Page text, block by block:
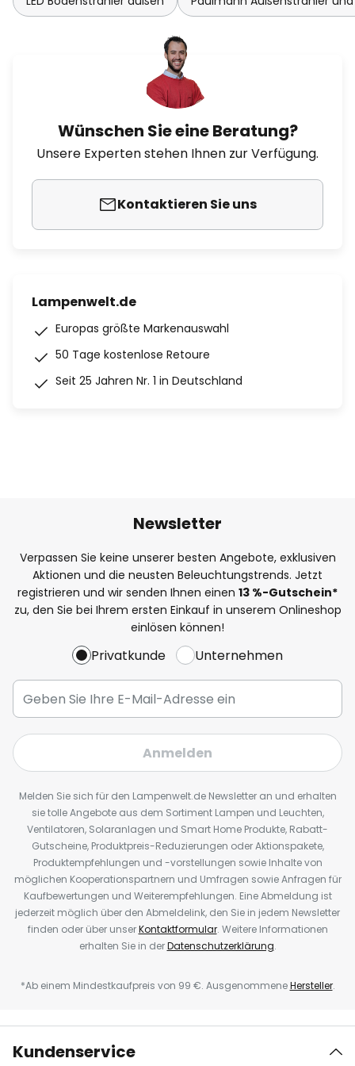
Wünschen Sie eine Beratung?
Unsere Experten stehen Ihnen zur Verfügung.
Kontaktieren Sie uns
Lampenwelt.de
Europas größte Markenauswahl
50 Tage kostenlose Retoure
Seit 25 Jahren Nr. 1 in Deutschland
Newsletter
Verpassen Sie keine unserer besten Angebote, exklusiven
Aktionen und die neusten Beleuchtungstrends. Jetzt
registrieren und wir senden Ihnen einen 13 %-Gutschein*
zu, den Sie bei Ihrem ersten Einkauf in unserem Onlineshop
einlösen können!
Privatkunde Unternehmen
Anmelden
Melden Sie sich für den Lampenwelt.de Newsletter an und erhalten
sie tolle Angebote aus dem Sortiment Lampen und Leuchten,
Ventilatoren, Solaranlagen und Smart Home Produkte, Rabatt-
Gutscheine, Produktpreis-Reduzierungen oder Aktionspakete,
Produktempfehlungen und -vorstellungen sowie Inhalte von
möglichen Kooperationspartnern und Umfragen sowie Anfragen für
Kaufbewertungen und Weiterempfehlungen. Eine Abmeldung ist
jederzeit möglich über den Abmeldelink, den Sie in jedem Newsletter
finden oder über unserKontaktformular. Weitere Informationen
erhalten Sie in derDatenschutzerklärung.
*Ab einem Mindestkaufpreis von 99 €. AusgenommeneHersteller.
Kundenservice